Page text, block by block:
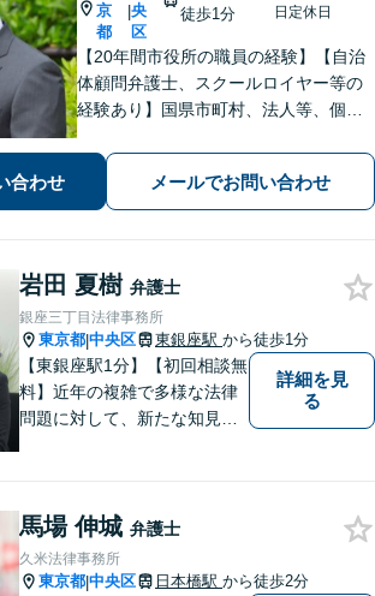
京
都
|央
区
徒歩1分
日定休日
【20年間市役所の職員の経験】【自治
体顧問弁護士、スクールロイヤー等の
経験あり】国県市町村、法人等、個人
む、幅広い分野に関するご相談、ご依
頼を受け、各種の法的支援を行ってい
ます。まずはご相談下さい。【WEB面
談可】
合わせ メールでお問い合わせ
岩田 夏樹 弁護士
銀座三丁目法律事務所
東京都|中央区 東銀座駅 から徒歩1分
【東銀座駅1分】【初回相談無
料】近年の複雑で多様な法律
問題に対して、新たな知見を
力いたします。【電話・メー
ル相談可】
詳細を見
る
馬場 伸城 弁護士
久米法律事務所
東京都|中央区 日本橋駅 から徒歩2分